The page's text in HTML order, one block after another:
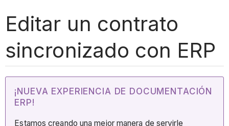
Editar un contrato
sincronizado con ERP
¡NUEVA EXPERIENCIA DE DOCUMENTACIÓN
ERP!
Estamos creando una mejor manera de servirle